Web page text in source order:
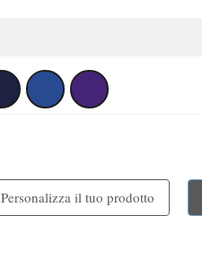
Personalizza il tuo prodotto